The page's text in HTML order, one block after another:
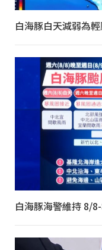
白海豚白天減弱為
白海豚海警維持 8/